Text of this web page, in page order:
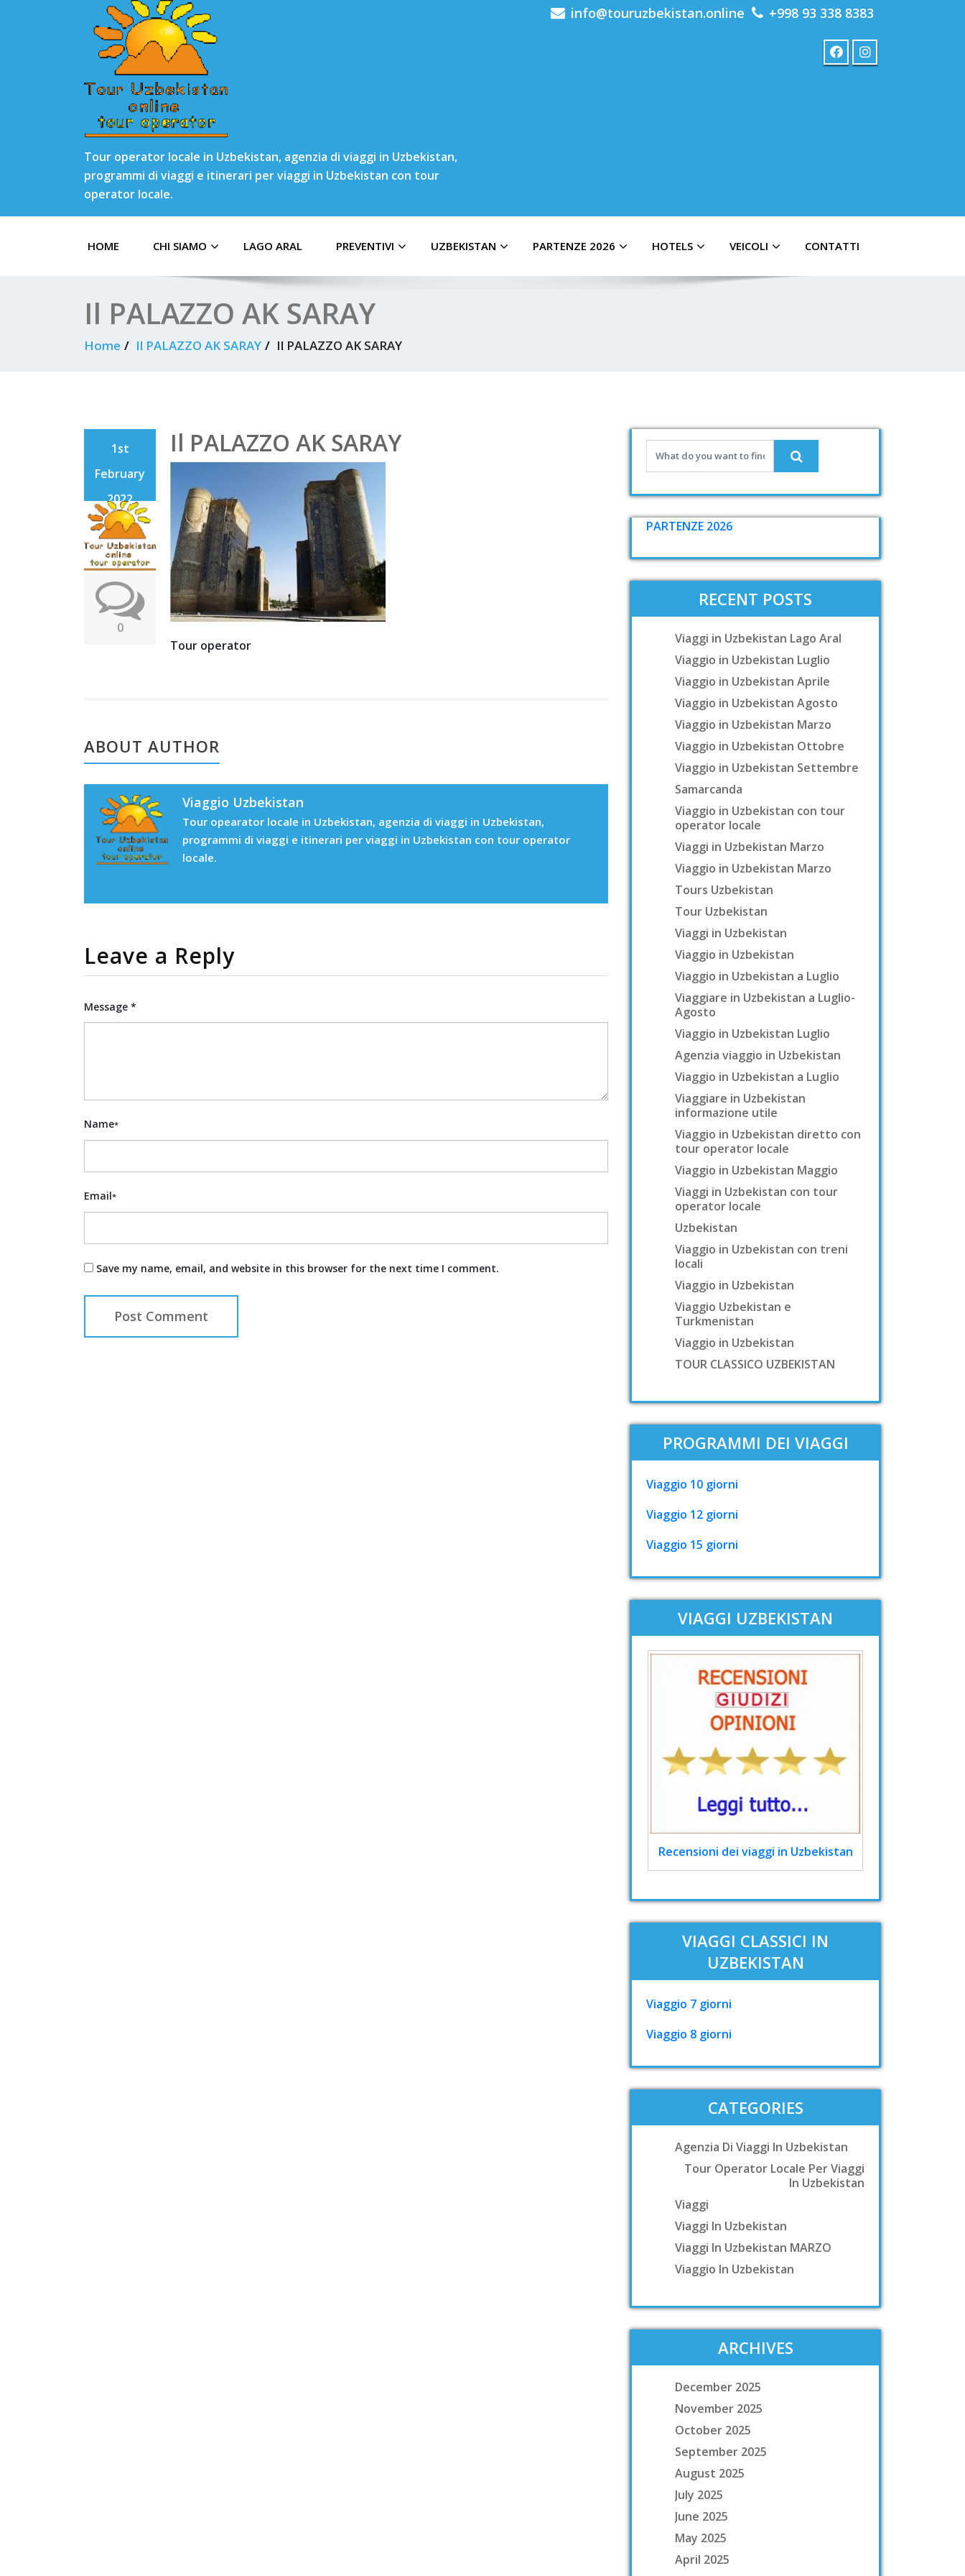
Tour operator locale in Uzbekistan, agenzia di viaggi in Uzbekistan,
programmi di viaggi e itinerari per viaggi in Uzbekistan con tour
operator locale.
info@touruzbekistan.online +998 93 338 8383
HOME CHI SIAMO LAGO ARAL PREVENTIVI UZBEKISTAN PARTENZE 2026 HOTELS VEICOLI CONTATTI
Il PALAZZO AK SARAY
Home Il PALAZZO AK SARAY Il PALAZZO AK SARAY
1st
February
2022
0
Il PALAZZO AK SARAY
Tour operator
ABOUT AUTHOR
Viaggio Uzbekistan
Tour opearator locale in Uzbekistan, agenzia di viaggi in Uzbekistan,
programmi di viaggi e itinerari per viaggi in Uzbekistan con tour operator
locale.
Leave a Reply
Message *
Name*
Email*
Save my name, email, and website in this browser for the next time I comment.
PARTENZE 2026
RECENT POSTS
Viaggi in Uzbekistan Lago Aral
Viaggio in Uzbekistan Luglio
Viaggio in Uzbekistan Aprile
Viaggio in Uzbekistan Agosto
Viaggio in Uzbekistan Marzo
Viaggio in Uzbekistan Ottobre
Viaggio in Uzbekistan Settembre
Samarcanda
Viaggio in Uzbekistan con tour
operator locale
Viaggi in Uzbekistan Marzo
Viaggio in Uzbekistan Marzo
Tours Uzbekistan
Tour Uzbekistan
Viaggi in Uzbekistan
Viaggio in Uzbekistan
Viaggio in Uzbekistan a Luglio
Viaggiare in Uzbekistan a Luglio-
Agosto
Viaggio in Uzbekistan Luglio
Agenzia viaggio in Uzbekistan
Viaggio in Uzbekistan a Luglio
Viaggiare in Uzbekistan
informazione utile
Viaggio in Uzbekistan diretto con
tour operator locale
Viaggio in Uzbekistan Maggio
Viaggi in Uzbekistan con tour
operator locale
Uzbekistan
Viaggio in Uzbekistan con treni
locali
Viaggio in Uzbekistan
Viaggio Uzbekistan e
Turkmenistan
Viaggio in Uzbekistan
TOUR CLASSICO UZBEKISTAN
PROGRAMMI DEI VIAGGI
Viaggio 10 giorni
Viaggio 12 giorni
Viaggio 15 giorni
VIAGGI UZBEKISTAN
Recensioni dei viaggi in Uzbekistan
VIAGGI CLASSICI IN
UZBEKISTAN
Viaggio 7 giorni
Viaggio 8 giorni
CATEGORIES
Agenzia Di Viaggi In Uzbekistan
Tour Operator Locale Per Viaggi
In Uzbekistan
Viaggi
Viaggi In Uzbekistan
Viaggi In Uzbekistan MARZO
Viaggio In Uzbekistan
ARCHIVES
December 2025
November 2025
October 2025
September 2025
August 2025
July 2025
June 2025
May 2025
April 2025